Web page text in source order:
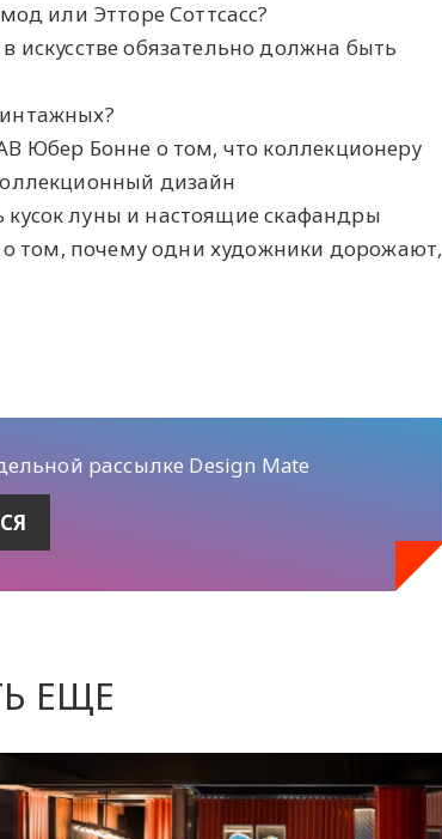
или Этторе Соттсасс?
обязательно должна быть
Юбер Бонне о том, что коллекционеру
дизайн
кусок луны и настоящие скафандры
о том, почему одни художники дорожают,
рассылке Design Mate
ЕЩЕ